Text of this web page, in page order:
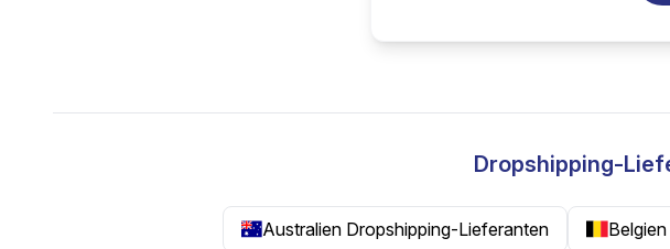
Dropshipping-
Australien Dropshipping-Lieferanten